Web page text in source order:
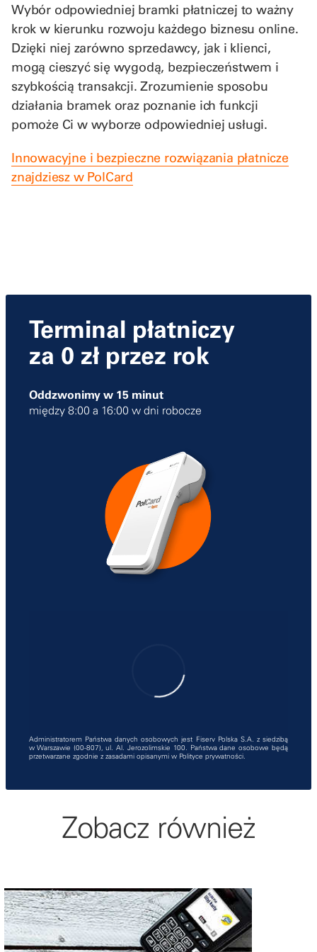
Wybór odpowiedniej bramki płatniczej to ważny
krok w kierunku rozwoju każdego biznesu online.
Dzięki niej zarówno sprzedawcy, jak i klienci,
mogą cieszyć się wygodą, bezpieczeństwem i
szybkością transakcji. Zrozumienie sposobu
działania bramek oraz poznanie ich funkcji
pomoże Ci w wyborze odpowiedniej usługi.
Innowacyjne i bezpieczne rozwiązania płatnicze
znajdziesz w PolCard
Terminal płatniczy
za 0 zł przez rok
Oddzwonimy w 15 minut
między 8:00 a 16:00 w dni robocze
Administratorem Państwa danych osobowych jest Fiserv Polska S.A. z siedzibą
w Warszawie (00-807), ul. Al. Jerozolimskie 100. Państwa dane osobowe będą
przetwarzane zgodnie z zasadami opisanymi w Polityce prywatności.
Zobacz również